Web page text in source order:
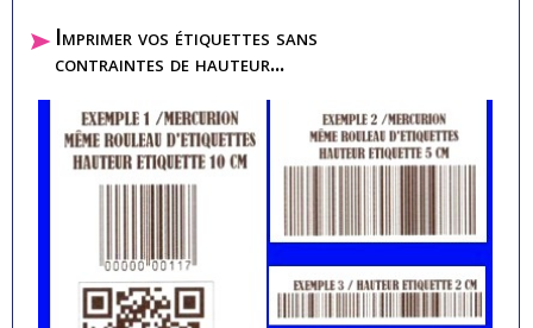
Imprimer vos étiquettes sans
contraintes de hauteur...